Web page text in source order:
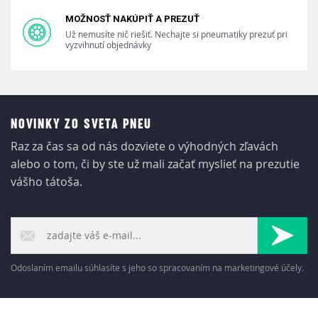
MOŽNOSŤ NAKÚPIŤ A PREZUŤ
Už nemusíte nič riešiť. Nechajte si pneumatiky prezuť pri
vyzvihnutí objednávky
NOVINKY ZO SVETA PNEU
Raz za čas sa od nás dozviete o výhodných zľavách
alebo o tom, či by ste už mali začať myslieť na prezutie
vášho tátoša.
Odoslaním emailu súhlasíte s jeho so spracovaním na marketingové účely.